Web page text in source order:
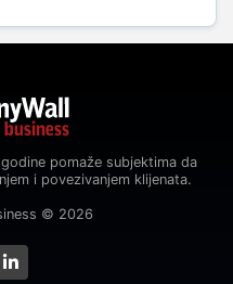
pomaže subjektima da
i povezivanjem klijenata.
© 2026